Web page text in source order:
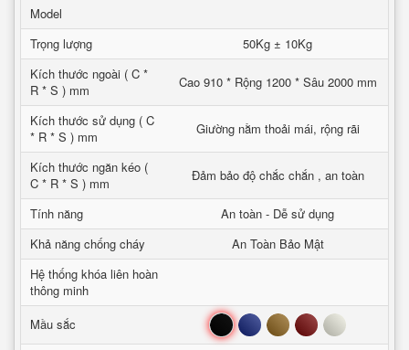
Model
Trọng lượng
50Kg ± 10Kg
Kích thước ngoài ( C *
R * S ) mm
Cao 910 * Rộng 1200 * Sâu 2000 mm
Kích thước sử dụng ( C
* R * S ) mm
Giường nằm thoải mái, rộng rãi
Kích thước ngăn kéo (
C * R * S ) mm
Đảm bảo độ chắc chắn , an toàn
Tính năng
An toàn - Dễ sử dụng
Khả năng chống cháy
An Toàn Bảo Mật
Hệ thống khóa liên hoàn
thông minh
Mầu sắc
Đen Xanh Nâu Đỏ Trắng